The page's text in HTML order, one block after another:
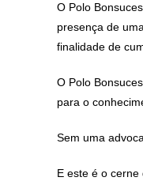
O Polo
presença de
finalidade de
O Polo
para o
Sem uma
E este é o cerne